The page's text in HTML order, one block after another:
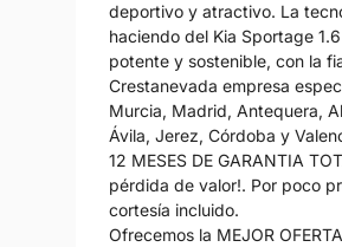
deportivo y atractivo. La
haciendo del Kia Sportage
potente y sostenible, con la
Crestanevada empresa
Murcia, Madrid, Antequera,
Ávila, Jerez, Córdoba y
12 MESES DE GARANTIA
pérdida de valor!. Por poco
cortesía incluido.
Ofrecemos la MEJOR